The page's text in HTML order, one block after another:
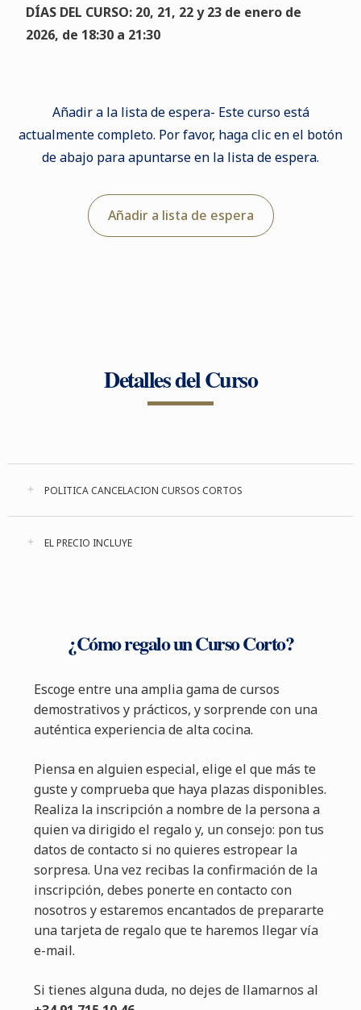
DÍAS DEL CURSO: 20, 21, 22 y 23 de enero de
2026, de 18:30 a 21:30
Añadir a la lista de espera- Este curso está
actualmente completo. Por favor, haga clic en el botón
de abajo para apuntarse en la lista de espera.
Añadir a lista de espera
Detalles del Curso
POLITICA CANCELACION CURSOS CORTOS
EL PRECIO INCLUYE
¿Cómo regalo un Curso Corto?
Escoge entre una amplia gama de cursos
demostrativos y prácticos, y sorprende con una
auténtica experiencia de alta cocina.
Piensa en alguien especial, elige el que más te
guste y comprueba que haya plazas disponibles.
Realiza la inscripción a nombre de la persona a
quien va dirigido el regalo y, un consejo: pon tus
datos de contacto si no quieres estropear la
sorpresa. Una vez recibas la confirmación de la
inscripción, debes ponerte en contacto con
nosotros y estaremos encantados de prepararte
una tarjeta de regalo que te haremos llegar vía
e-mail.
Si tienes alguna duda, no dejes de llamarnos al